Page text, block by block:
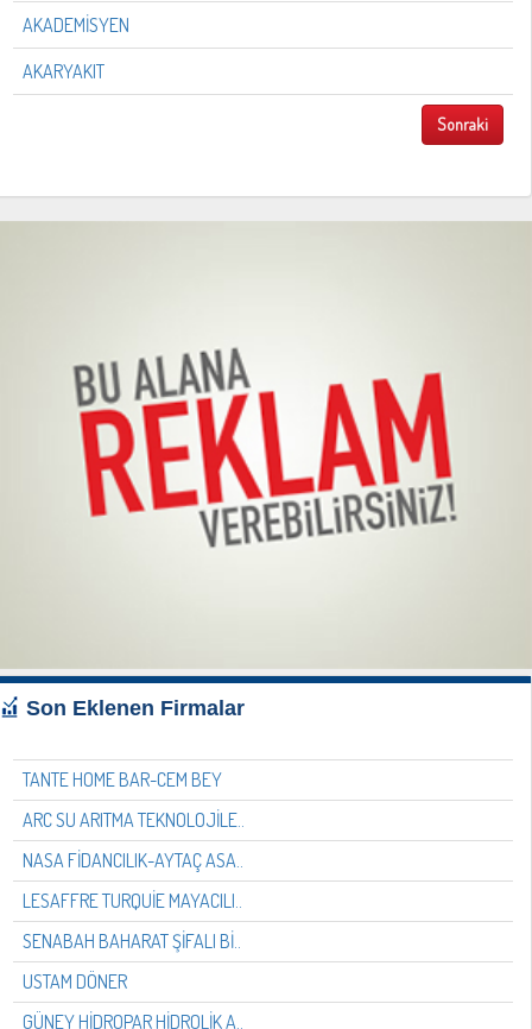
AKADEMİSYEN
AKARYAKIT
Sonraki
Son Eklenen Firmalar
TANTE HOME BAR-CEM BEY
ARC SU ARITMA TEKNOLOJİLE..
NASA FİDANCILIK-AYTAÇ ASA..
LESAFFRE TURQUİE MAYACILI..
SENABAH BAHARAT ŞİFALI Bİ..
USTAM DÖNER
GÜNEY HİDROPAR HİDROLİK A..